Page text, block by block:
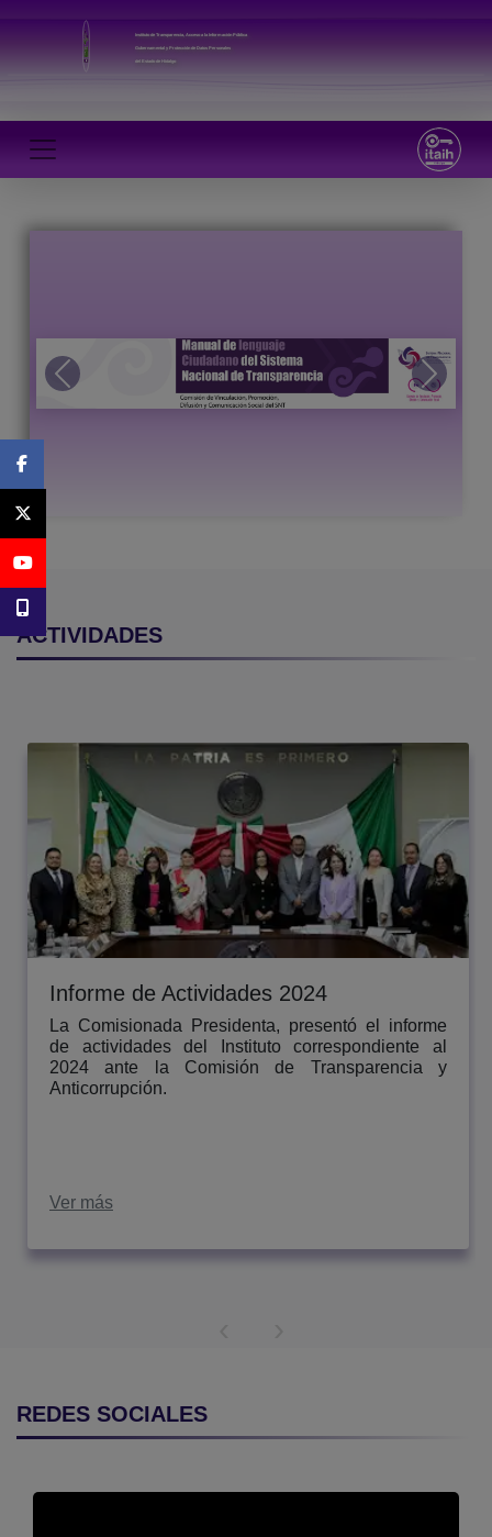
Instituto de Transparencia, Acceso a la Información Pública
Gubernamental y Protección de Datos Personales
del Estado de Hidalgo
Previous Next
ACTIVIDADES
Informe de Actividades 2024
La Comisionada Presidenta, presentó el informe
de actividades del Instituto correspondiente al
2024 ante la Comisión de Transparencia y
Anticorrupción.
Ver más
REDES SOCIALES
Facebook
youtube